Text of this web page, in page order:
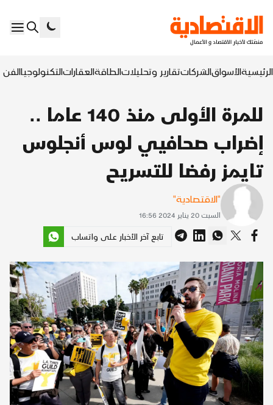
الرئيسيةالأسواقالشركاتتقارير وتحليلاتالطاقةالعقاراتالتكنولوجياالفن
للمرة الأولى منذ 140 عاما ..
إضراب صحافيي لوس أنجلوس
تايمز رفضا للتسريح
"الاقتصادية"
السبت 20 يناير 2024 16:56
تابع آخر الأخبار على واتساب